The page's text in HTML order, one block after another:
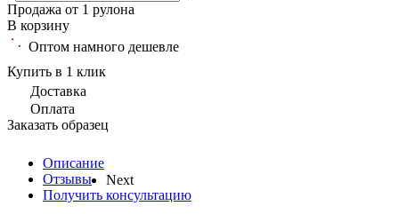
Next
Продажа от 1 рулона
В корзину
Оптом намного дешевле
Купить в 1 клик
Доставка
Оплата
Заказать образец
Описание
Отзывы
Получить консультацию